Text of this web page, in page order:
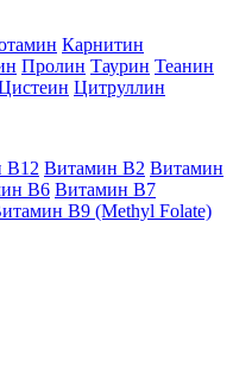
Карнитин
Пролин Таурин Теанин
Цитруллин
B12 Витамин B2 Витамин
B6 Витамин B7
B9 (Methyl Folate)